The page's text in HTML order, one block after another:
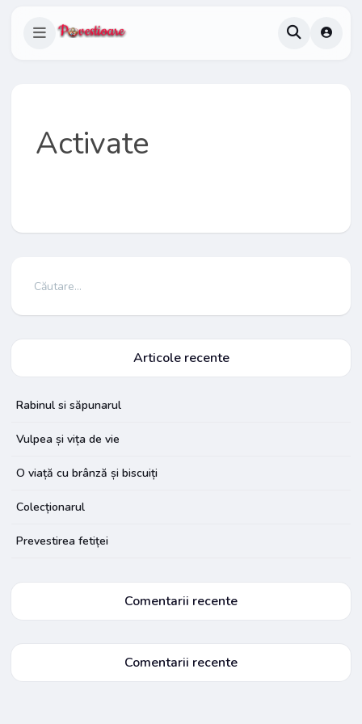
Activate
Articole recente
Rabinul si săpunarul
Vulpea și vița de vie
O viață cu brânză și biscuiți
Colecționarul
Prevestirea fetiței
Comentarii recente
Comentarii recente